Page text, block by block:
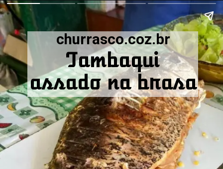
Tambaqui
assado na brasa
churrasco.coz.br